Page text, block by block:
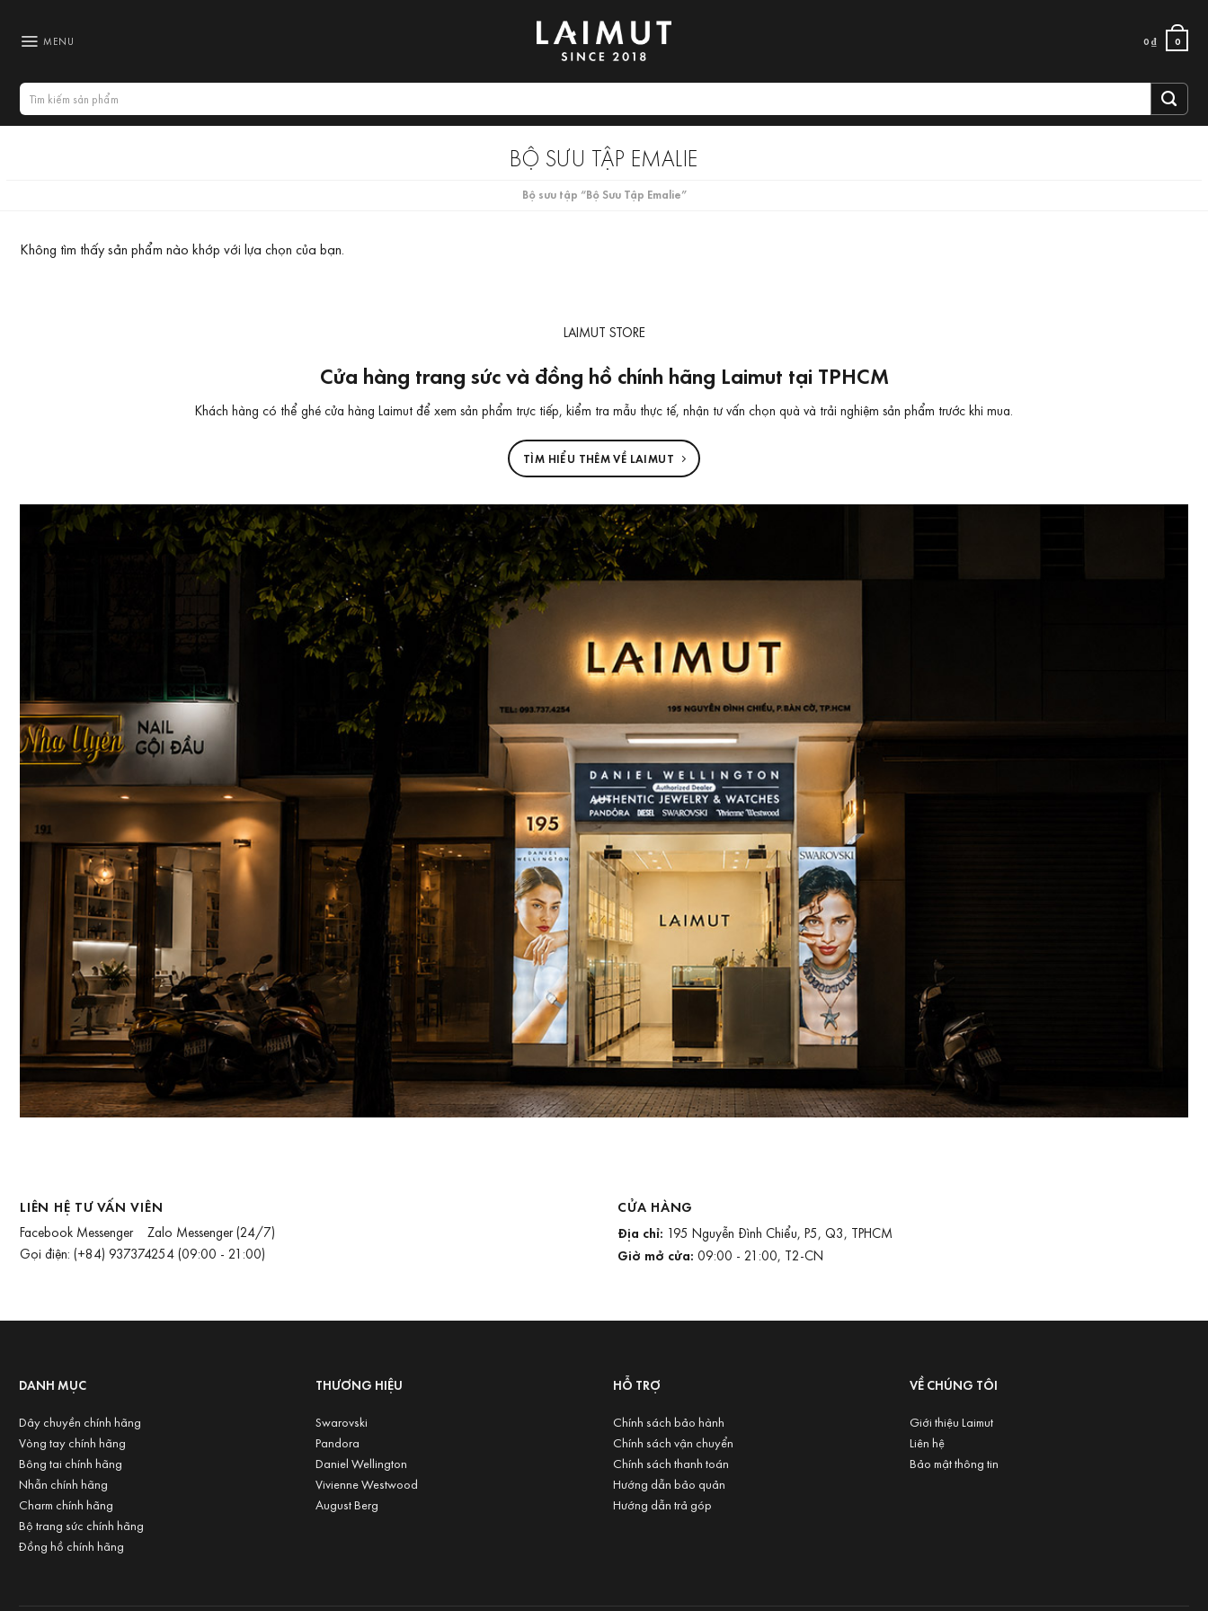
dung
MENU 0₫ 0
Tìm
kiếm:
BỘ SƯU TẬP EMALIE
Bộ sưu tập “Bộ Sưu Tập Emalie”
Không tìm thấy sản phẩm nào khớp với lựa chọn của bạn.
LAIMUT STORE
Cửa hàng trang sức và đồng hồ chính hãng Laimut tại TPHCM
Khách hàng có thể ghé cửa hàng Laimut để xem sản phẩm trực tiếp, kiểm tra mẫu thực tế, nhận tư vấn chọn quà và trải nghiệm sản phẩm trước khi mua.
TÌM HIỂU THÊM VỀ LAIMUT
LIÊN HỆ TƯ VẤN VIÊN
Facebook Messenger Zalo Messenger(24/7)
Gọi điện: (+84) 937374254(09:00 - 21:00)
CỬA HÀNG
Địa chỉ: 195 Nguyễn Đình Chiểu, P5, Q3, TPHCM
Giờ mở cửa: 09:00 - 21:00, T2-CN
DANH MỤC
Dây chuyền chính hãng
Vòng tay chính hãng
Bông tai chính hãng
Nhẫn chính hãng
Charm chính hãng
Bộ trang sức chính hãng
Đồng hồ chính hãng
THƯƠNG HIỆU
Swarovski
Pandora
Daniel Wellington
Vivienne Westwood
August Berg
HỖ TRỢ
Chính sách bảo hành
Chính sách vận chuyển
Chính sách thanh toán
Hướng dẫn bảo quản
Hướng dẫn trả góp
VỀ CHÚNG TÔI
Giới thiệu Laimut
Liên hệ
Bảo mật thông tin